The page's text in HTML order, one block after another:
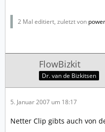
2 Mal editiert, zuletzt von
FlowBizkit
Dr. van de Bizkitsen
5. Januar 2007 um 18:17
Netter Clip gibts auch von